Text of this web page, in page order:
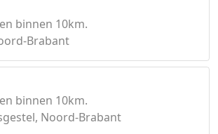
binnen 10km.
Brabant
binnen 10km.
Noord-Brabant